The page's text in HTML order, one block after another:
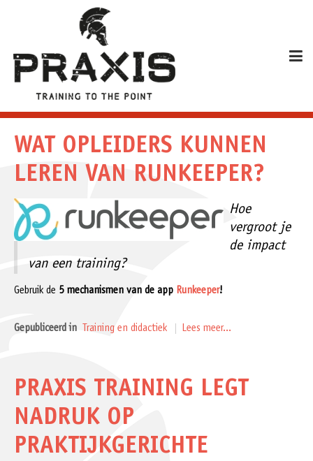
WAT OPLEIDERS KUNNEN
LEREN VAN RUNKEEPER?
Hoe
vergroot je
de impact
van een training?
Gebruik de 5 mechanismen van de app Runkeeper!
Gepubliceerd in Training en didactiek Lees meer...
PRAXIS TRAINING LEGT
NADRUK OP
PRAKTIJKGERICHTE